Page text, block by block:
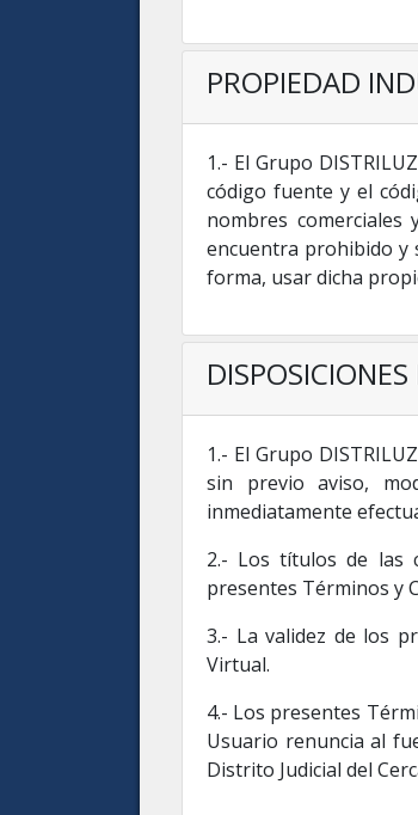
PROPIEDAD
1.- El Grupo
código fuente y el
nombres
encuentra prohibido y
forma, usar dicha
DISPOSICIONES
1.- El Grupo
sin previo aviso,
inmediatamente
2.- Los títulos de las
presentes Términos y
3.- La validez de los
Virtual.
4.- Los presentes
Usuario renuncia al
Distrito Judicial del